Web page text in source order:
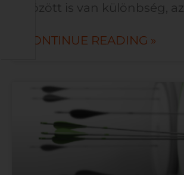
között is van különbség, az
CONTINUE READING »